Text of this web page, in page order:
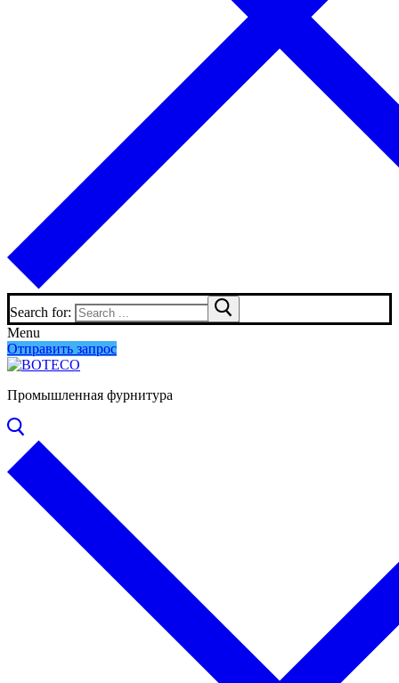
Search for:
Menu
Отправить запрос
Промышленная фурнитура